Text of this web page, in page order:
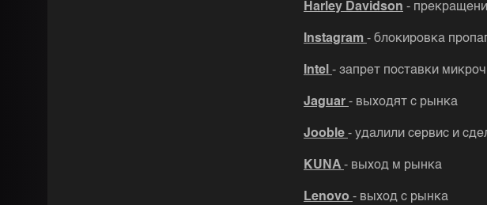
Harley Davidson -
Instagram - блокировка
Intel - запрет поставки
Jaguar - выходят с рынка
Jooble - удалили сервис и
KUNA - выход м рынка
Lenovo - выход с рынка